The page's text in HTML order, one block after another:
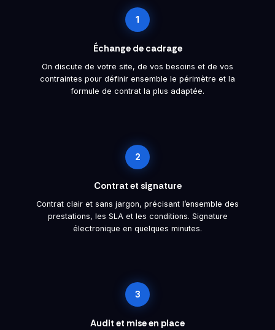
1
Échange de cadrage
On discute de votre site, de vos besoins et de vos
contraintes pour définir ensemble le périmètre et la
formule de contrat la plus adaptée.
2
Contrat et signature
Contrat clair et sans jargon, précisant l’ensemble des
prestations, les SLA et les conditions. Signature
électronique en quelques minutes.
3
Audit et mise en place